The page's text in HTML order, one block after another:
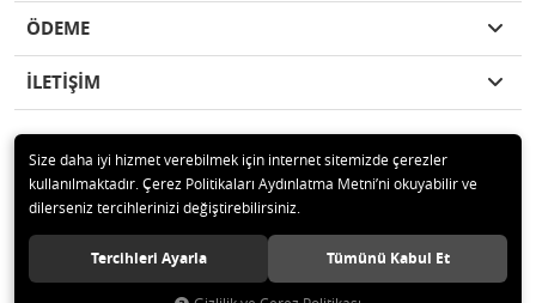
ÖDEME
İLETİŞİM
© 2020 ASTEK TEKNOLOJİ UYDU ve GÜVENLİK SİSTEMLERİ Tüm hakları
saklıdır.
Size daha iyi hizmet verebilmek için internet sitemizde çerezler
kullanılmaktadır. Çerez Politikaları Aydınlatma Metni’ni okuyabilir ve
dilerseniz tercihlerinizi değiştirebilirsiniz.
Tercihleri Ayarla Tümünü Kabul Et